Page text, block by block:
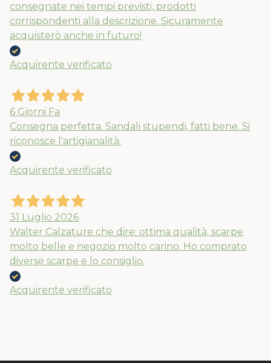
consegnate nei tempi previsti, prodotti
corrispondenti alla descrizione. Sicuramente
acquisterò anche in futuro!
Acquirente verificato
6 Giorni Fa
Consegna perfetta. Sandali stupendi, fatti bene. Si
riconosce l'artigianalità.
Acquirente verificato
31 Luglio 2026
Walter Calzature che dire: ottima qualità, scarpe
molto belle e negozio molto carino. Ho comprato
diverse scarpe e lo consiglio.
Acquirente verificato